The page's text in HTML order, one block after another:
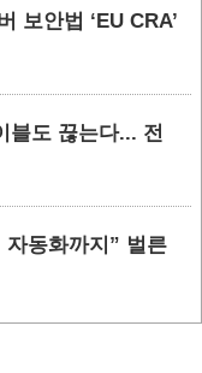
보안법 ‘EU CRA’
블도 끊는다... 전
동화까지” 벌른